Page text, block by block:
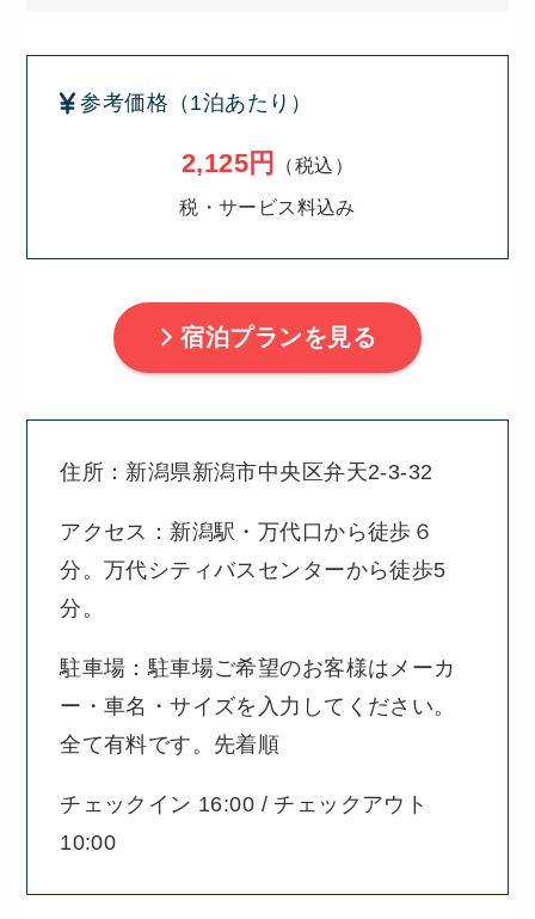
参考価格（1泊あたり）
2,125円
（税込）
税・サービス料込み
宿泊プランを見る
住所：新潟県新潟市中央区弁天2-3-32
アクセス：新潟駅・万代口から徒歩６
分。万代シティバスセンターから徒歩5
分。
駐車場：駐車場ご希望のお客様はメーカ
ー・車名・サイズを入力してください。
全て有料です。先着順
チェックイン 16:00 / チェックアウト
10:00